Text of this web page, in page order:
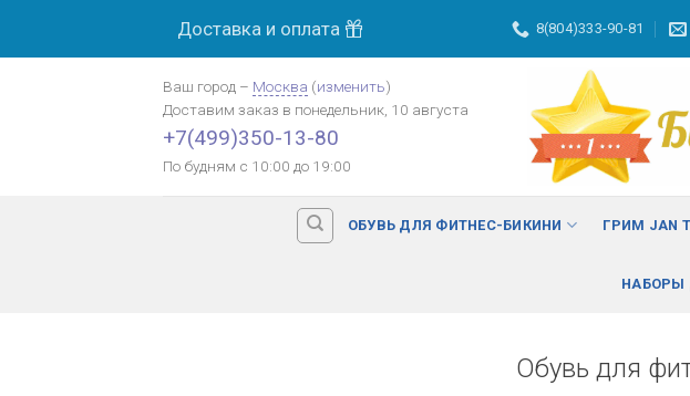
Доставка и оплата 8(804)333-90-81
Ваш город – Москва (изменить)
Доставим заказ в понедельник, 10 августа
+7(499)350-13-80
По будням с 10:00 до 19:00
ОБУВЬ ДЛЯ ФИТНЕС-БИКИНИ ГРИМ JAN
НАБОРЫ
Обувь для